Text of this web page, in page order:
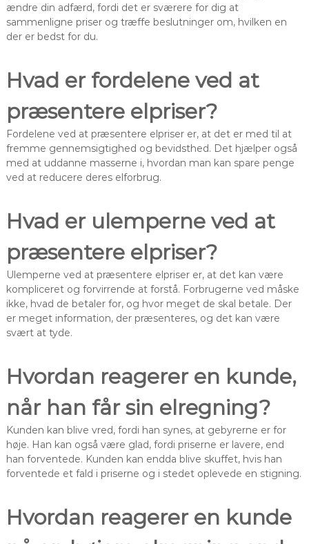
ændre din adfærd, fordi det er sværere for dig at
sammenligne priser og træffe beslutninger om, hvilken en
der er bedst for du.
Hvad er fordelene ved at
præsentere elpriser?
Fordelene ved at præsentere elpriser er, at det er med til at
fremme gennemsigtighed og bevidsthed. Det hjælper også
med at uddanne masserne i, hvordan man kan spare penge
ved at reducere deres elforbrug.
Hvad er ulemperne ved at
præsentere elpriser?
Ulemperne ved at præsentere elpriser er, at det kan være
kompliceret og forvirrende at forstå. Forbrugerne ved måske
ikke, hvad de betaler for, og hvor meget de skal betale. Der
er meget information, der præsenteres, og det kan være
svært at tyde.
Hvordan reagerer en kunde,
når han får sin elregning?
Kunden kan blive vred, fordi han synes, at gebyrerne er for
høje. Han kan også være glad, fordi priserne er lavere, end
han forventede. Kunden kan endda blive skuffet, hvis han
forventede et fald i priserne og i stedet oplevede en stigning.
Hvordan reagerer en kunde